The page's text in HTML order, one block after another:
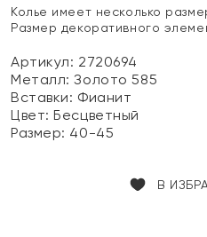
Колье имеет несколько
Размер декоративного
Артикул: 2720694
Металл:Золото 585
Вставки: Фианит
Цвет:Бесцветный
Размер: 40-45
В